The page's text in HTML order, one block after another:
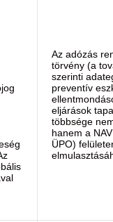
Az adózás
törvény (a
szerinti
preventív
eljárások
többsége
hanem a
ÜPO)